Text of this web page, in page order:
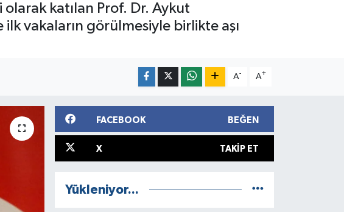
olarak katılan Prof. Dr. Aykut
vakaların görülmesiyle birlikte aşı
A- A+
FACEBOOK BEĞEN
X TAKIP ET
Yükleniyor...